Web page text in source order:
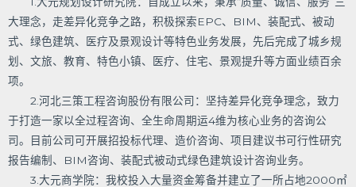
大理念，走差异化竞争之路，积极探索EPC、BIM、装配式、被动
式、绿色建筑、医疗及景观设计等特色业务发展，先后完成了城乡规
划、文旅、教育、特色小镇、医疗、住宅、景观提升等方面业绩百余
项。
2.河北三策工程咨询股份有限公司：坚持差异化竞争理念，致力
于打造一家以全过程咨询、全生命周期运4维为核心业务的咨询公
司。目前公司可开展招投标代理、造价咨询、项目建议书可行性研究
报告编制、BIM咨询、装配式被动式绿色建筑设计咨询业务。
3.大元商学院：我校投入大量资金筹备并建立了一所占地2000㎡